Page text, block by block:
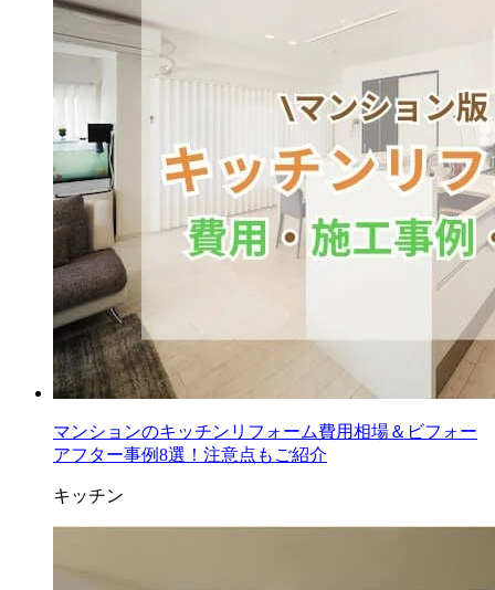
マンションのキッチンリフォーム費用相場＆ビフォー
アフター事例8選！注意点もご紹介
キッチン